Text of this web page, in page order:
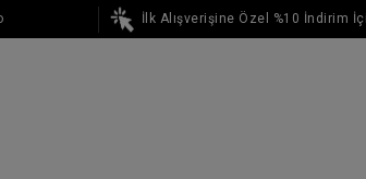
İlk Alışverişine Özel %10 İndirim
E-posta güncellemeleri